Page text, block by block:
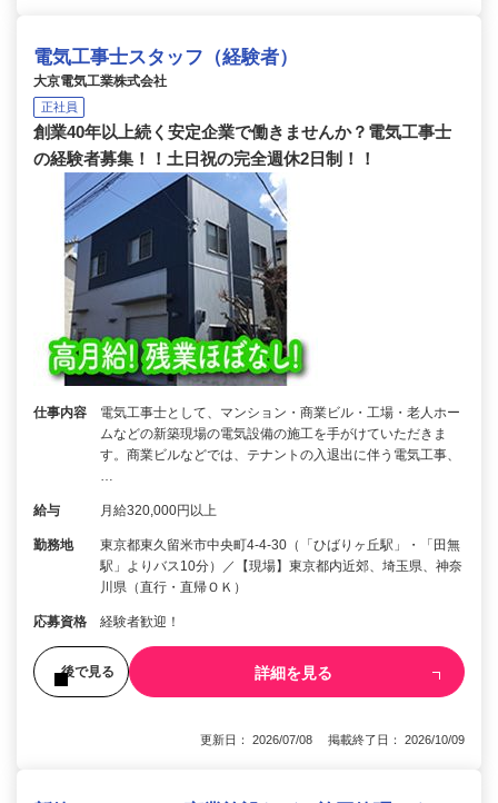
電気工事士スタッフ（経験者）
大京電気工業株式会社
正社員
創業40年以上続く安定企業で働きませんか？電気工事士
の経験者募集！！土日祝の完全週休2日制！！
仕事内容
電気工事士として、マンション・商業ビル・工場・老人ホー
ムなどの新築現場の電気設備の施工を手がけていただきま
す。商業ビルなどでは、テナントの入退出に伴う電気工事、
給与 月給320,000円以上
勤務地
東京都東久留米市中央町4-4-30（「ひばりヶ丘駅」・「田無
駅」よりバス10分）／【現場】東京都内近郊、埼玉県、神奈
川県（直行・直帰ＯＫ）
応募資格 経験者歓迎！
後で見る 詳細を見る
更新日： 2026/07/08 掲載終了日： 2026/10/09